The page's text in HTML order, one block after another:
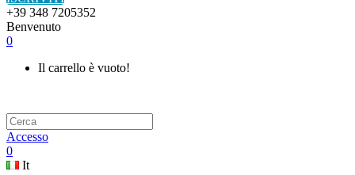
+39 348 7205352
Benvenuto
0
Il carrello è vuoto!
Accesso
0
It